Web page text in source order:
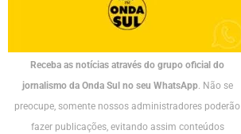
Receba as notícias através do grupo oficial do
jornalismo da Onda Sul no seu WhatsApp. Não se
preocupe, somente nossos administradores poderão
fazer publicações, evitando assim conteúdos